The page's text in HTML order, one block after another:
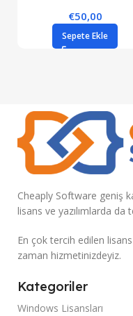
€50,00
Sepete Ekle
Cheaply Software geniş
lisans ve yazılımlarda da
En çok tercih edilen
zaman hizmetinizdeyiz.
Kategoriler
Windows Lisansları